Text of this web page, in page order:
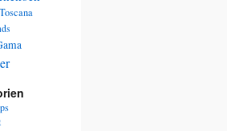
Toscana